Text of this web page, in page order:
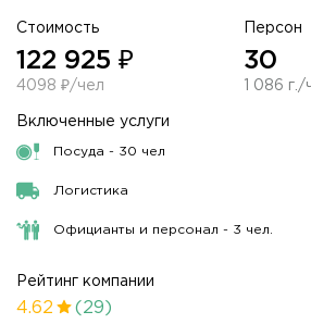
Стоимость
122 925 ₽
4098 ₽/чел
Персон
30
1 086 г./
Включенные услуги
Посуда - 30 чел
Логистика
Официанты и персонал - 3 чел.
Рейтинг компании
4.62 (29)